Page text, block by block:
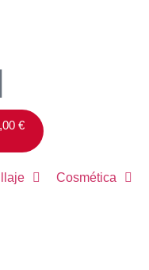
€
Cosmética